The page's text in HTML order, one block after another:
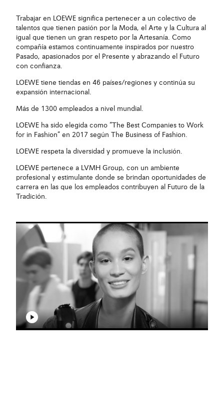
Trabajar en LOEWE significa pertenecer a un colectivo de
talentos que tienen pasión por la Moda, el Arte y la Cultura al
igual que tienen un gran respeto por la Artesanía. Como
compañía estamos continuamente inspirados por nuestro
Pasado, apasionados por el Presente y abrazando el Futuro
con confianza.
LOEWE tiene tiendas en 46 países/regiones y continúa su
expansión internacional.
Más de 1300 empleados a nivel mundial.
LOEWE ha sido elegida como “The Best Companies to Work
for in Fashion” en 2017 según The Business of Fashion.
LOEWE respeta la diversidad y promueve la inclusión.
LOEWE pertenece a LVMH Group, con un ambiente
profesional y estimulante donde se brindan oportunidades de
carrera en las que los empleados contribuyen al Futuro de la
Tradición.